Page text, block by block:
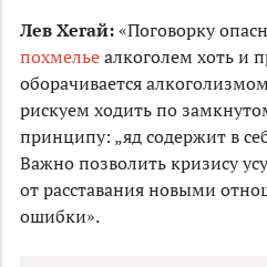
Лев Хегай:«Поговорку
похмельеалкоголем хоть и
оборачивается
рискуем ходить по
принципу: „яд содержит в
Важно позволить кризису
от расставания новыми
ошибки».